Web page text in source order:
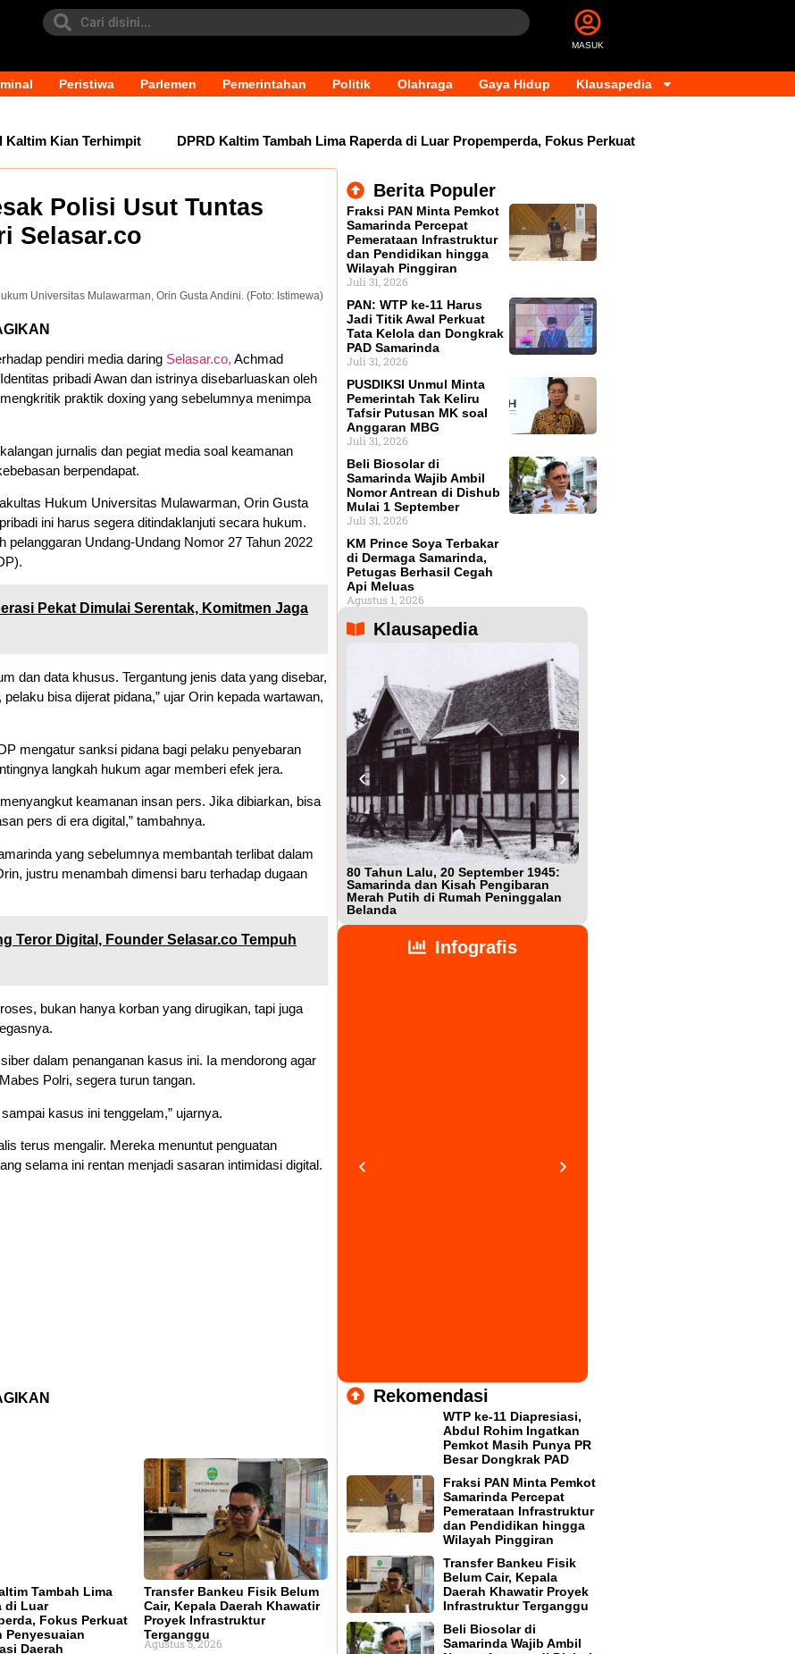
MASUK
Peristiwa Parlemen Pemerintahan Politik Olahraga Gaya Hidup Klausapedia
Kian Terhimpit DPRD Kaltim Tambah Lima Raperda di Luar Propemperda, Fokus Perkuat PAD dan Penyesuaian
Polisi Usut Tuntas
Selasar.co
Universitas Mulawarman, Orin Gusta Andini. (Foto: Istimewa)
pendiri media daring Selasar.co, Achmad
pribadi Awan dan istrinya disebarluaskan oleh
praktik doxing yang sebelumnya menimpa
jurnalis dan pegiat media soal keamanan
berpendapat.
Hukum Universitas Mulawarman, Orin Gusta
ini harus segera ditindaklanjuti secara hukum.
Undang-Undang Nomor 27 Tahun 2022
Pekat Dimulai Serentak, Komitmen Jaga
dan data khusus. Tergantung jenis data yang disebar,
bisa dijerat pidana,” ujar Orin kepada wartawan,
mengatur sanksi pidana bagi pelaku penyebaran
langkah hukum agar memberi efek jera.
keamanan insan pers. Jika dibiarkan, bisa
pers di era digital,” tambahnya.
yang sebelumnya membantah terlibat dalam
justru menambah dimensi baru terhadap dugaan
Teror Digital, Founder Selasar.co Tempuh
bukan hanya korban yang dirugikan, tapi juga
dalam penanganan kasus ini. Ia mendorong agar
Polri, segera turun tangan.
kasus ini tenggelam,” ujarnya.
terus mengalir. Mereka menuntut penguatan
selama ini rentan menjadi sasaran intimidasi digital.
Tambah Lima
di Luar
Fokus Perkuat
Penyesuaian
Daerah
Transfer Bankeu Fisik Belum
Cair, Kepala Daerah Khawatir
Proyek Infrastruktur
Terganggu
Agustus 5, 2026
Berita Populer
Fraksi PAN Minta Pemkot
Samarinda Percepat
Pemerataan Infrastruktur
dan Pendidikan hingga
Wilayah Pinggiran
Juli 31, 2026
PAN: WTP ke-11 Harus
Jadi Titik Awal Perkuat
Tata Kelola dan Dongkrak
PAD Samarinda
Juli 31, 2026
PUSDIKSI Unmul Minta
Pemerintah Tak Keliru
Tafsir Putusan MK soal
Anggaran MBG
Juli 31, 2026
Beli Biosolar di
Samarinda Wajib Ambil
Nomor Antrean di Dishub
Mulai 1 September
Juli 31, 2026
KM Prince Soya Terbakar
di Dermaga Samarinda,
Petugas Berhasil Cegah
Api Meluas
Agustus 1, 2026
Klausapedia
80 Tahun Lalu, 20 September 1945:
Samarinda dan Kisah Pengibaran
Merah Putih di Rumah Peninggalan
Belanda
Infografis
Rekomendasi
WTP ke-11 Diapresiasi,
Abdul Rohim Ingatkan
Pemkot Masih Punya PR
Besar Dongkrak PAD
Fraksi PAN Minta Pemkot
Samarinda Percepat
Pemerataan Infrastruktur
dan Pendidikan hingga
Wilayah Pinggiran
Transfer Bankeu Fisik
Belum Cair, Kepala
Daerah Khawatir Proyek
Infrastruktur Terganggu
Beli Biosolar di
Samarinda Wajib Ambil